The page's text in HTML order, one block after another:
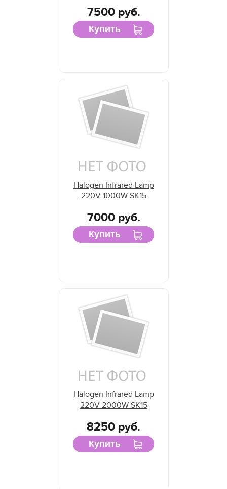
7500 руб.
Купить
Halogen Infrared Lamp
220V 1000W SK15
7000 руб.
Купить
Halogen Infrared Lamp
220V 2000W SK15
8250 руб.
Купить